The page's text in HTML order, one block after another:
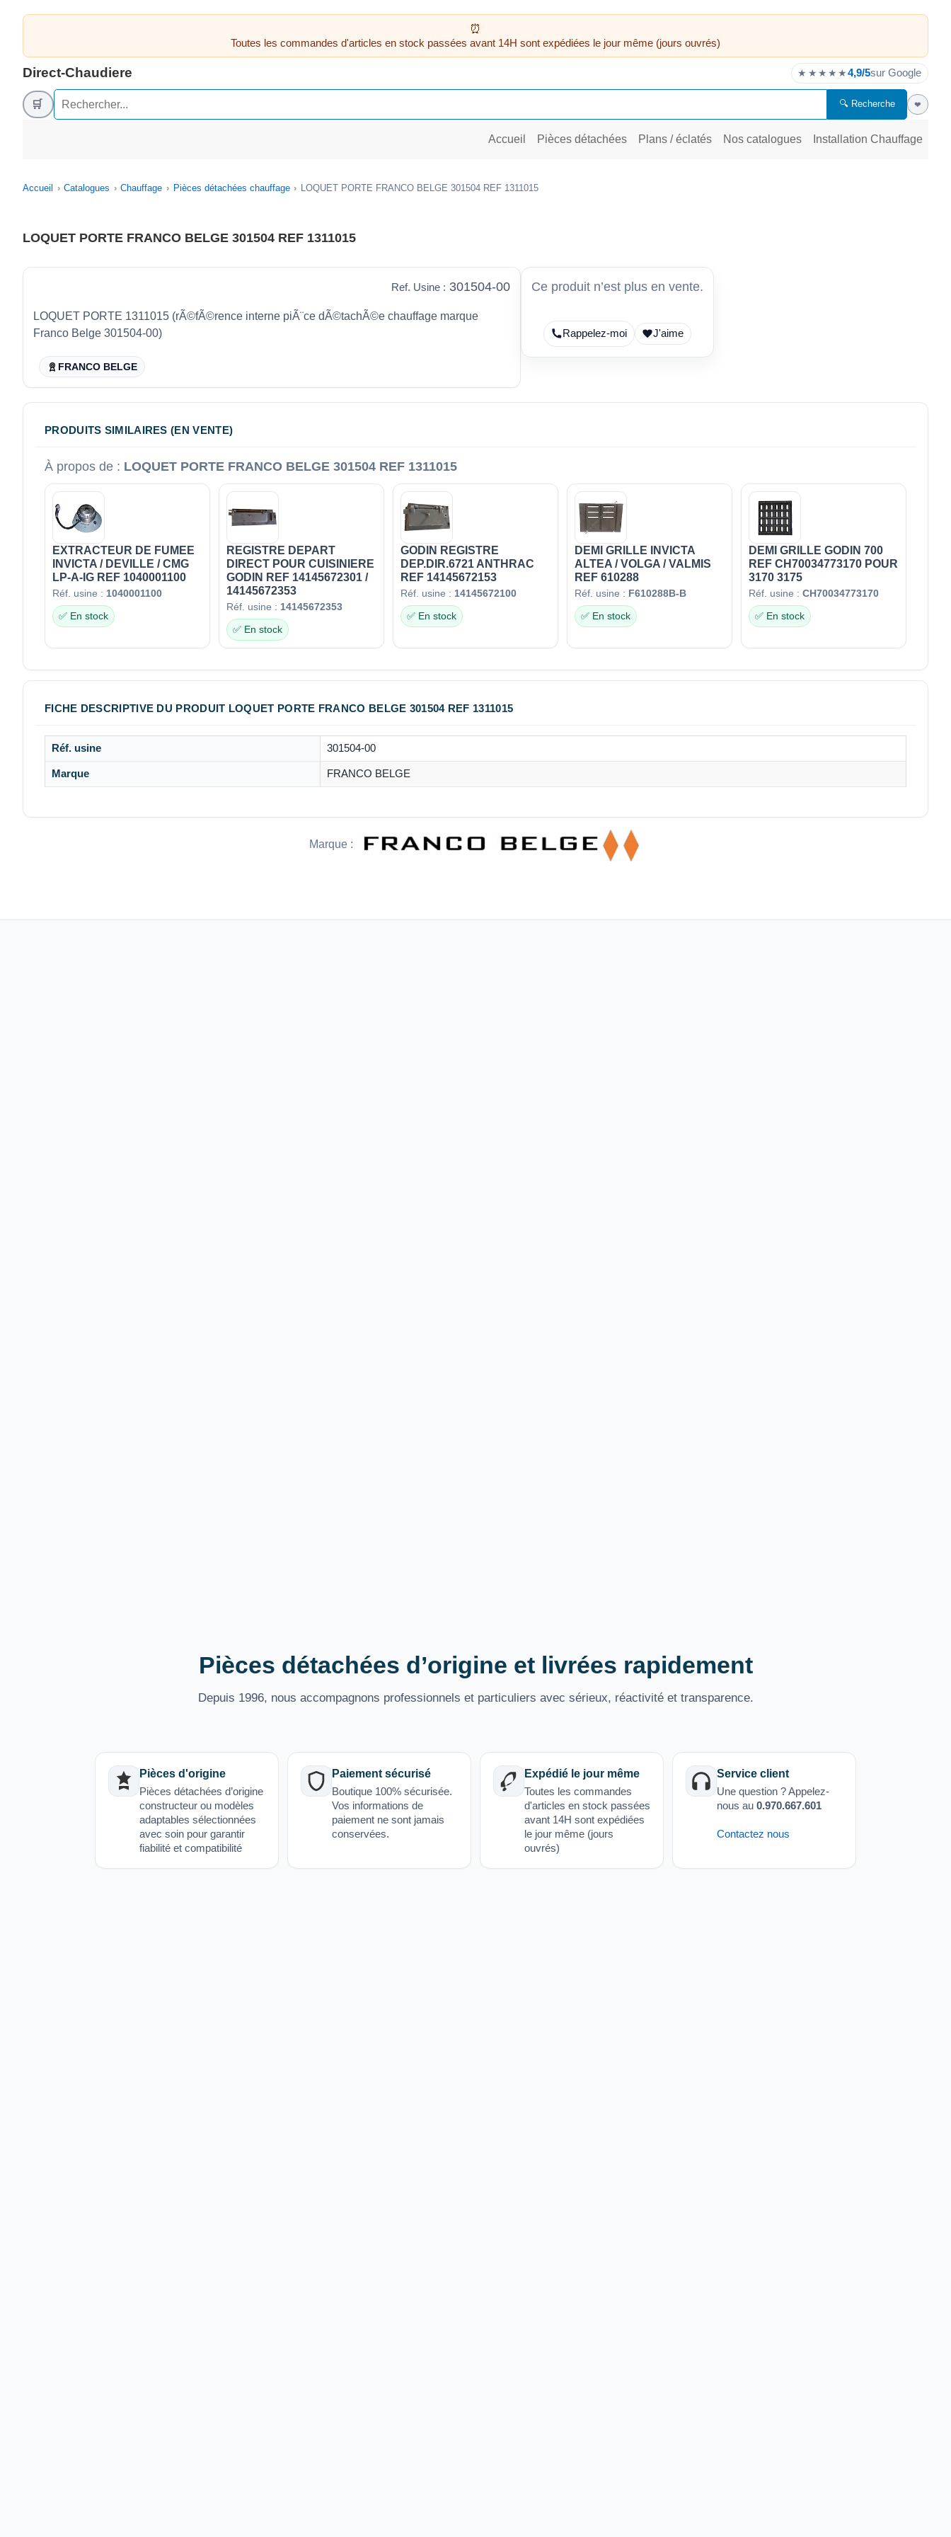
Toutes les commandes d'articles en stock passées avant 14H sont expédiées le jour même (jours ouvrés)
Direct-Chaudiere ★★★★★4,9/5sur Google
🛒 🔍 Recherche ❤
Accueil Pièces détachées Plans / éclatés Nos catalogues Installation Chauffage
Accueil Catalogues Chauffage Pièces détachées chauffage LOQUET PORTE FRANCO BELGE 301504 REF 1311015
LOQUET PORTE FRANCO BELGE 301504 REF 1311015
Ref. Usine : 301504-00
LOQUET PORTE 1311015 (rÃ©fÃ©rence interne piÃ¨ce dÃ©tachÃ©e chauffage marque
Franco Belge 301504-00)
FRANCO BELGE
Ce produit n’est plus en vente.
Rappelez-moi J'aime
PRODUITS SIMILAIRES (EN VENTE)
À propos de : LOQUET PORTE FRANCO BELGE 301504 REF 1311015
EXTRACTEUR DE FUMEE
INVICTA / DEVILLE / CMG
LP-A-IG REF 1040001100
Réf. usine : 1040001100
✅ En stock
REGISTRE DEPART
DIRECT POUR CUISINIERE
GODIN REF 14145672301 /
14145672353
Réf. usine : 14145672353
✅ En stock
GODIN REGISTRE
DEP.DIR.6721 ANTHRAC
REF 14145672153
Réf. usine : 14145672100
✅ En stock
DEMI GRILLE INVICTA
ALTEA / VOLGA / VALMIS
REF 610288
Réf. usine : F610288B-B
✅ En stock
DEMI GRILLE GODIN 700
REF CH70034773170 POUR
3170 3175
Réf. usine : CH70034773170
✅ En stock
FICHE DESCRIPTIVE DU PRODUIT LOQUET PORTE FRANCO BELGE 301504 REF 1311015
Réf. usine 301504-00
Marque FRANCO BELGE
Marque :
Pièces détachées d’origine et livrées rapidement
Depuis 1996, nous accompagnons professionnels et particuliers avec sérieux, réactivité et transparence.
Pièces d'origine
Pièces détachées d’origine
constructeur ou modèles
adaptables sélectionnées
avec soin pour garantir
fiabilité et compatibilité
Paiement sécurisé
Boutique 100% sécurisée.
Vos informations de
paiement ne sont jamais
conservées.
Expédié le jour même
Toutes les commandes
d'articles en stock passées
avant 14H sont expédiées
le jour même (jours
ouvrés)
Service client
Une question ? Appelez-
nous au 0.970.667.601
Contactez nous